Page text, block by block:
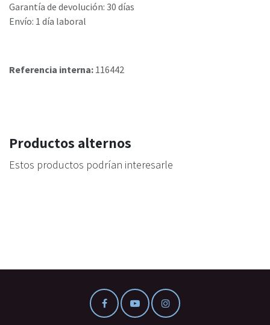
Garantía de devolución: 30 días
Envío: 1 día laboral
Referencia interna: 116442
Productos alternos
Estos productos podrían interesarle